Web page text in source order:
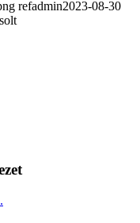
refadmin2023-08-30